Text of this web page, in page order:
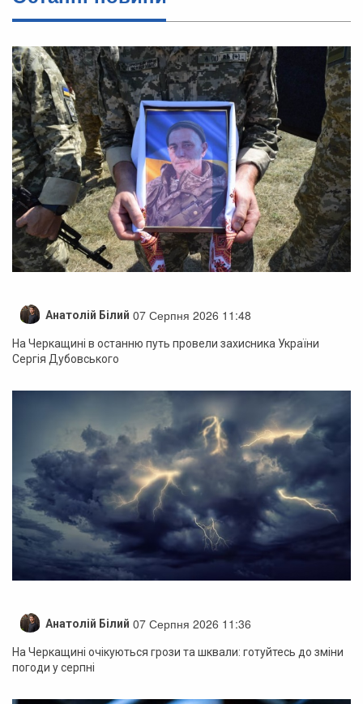
Анатолій Білий 07 Серпня 2026 11:48
На Черкащині в останню путь провели захисника України
Сергія Дубовського
Анатолій Білий 07 Серпня 2026 11:36
На Черкащині очікуються грози та шквали: готуйтесь до зміни
погоди у серпні